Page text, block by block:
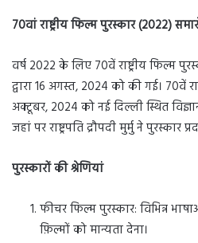
70वां राष्ट्रीय फिल्म पुरस्कार (2022)
वर्ष 2022 के लिए 70वें राष्ट्रीय फिल्म
द्वारा 16 अगस्त, 2024 को की गई। 70वें
अक्टूबर, 2024 को नई दिल्ली स्थित
जहां पर राष्ट्रपति द्रौपदी मुर्मु ने पुरस्कार
पुरस्कारों की श्रेणियां
फीचर फिल्म पुरस्कार: विभिन्न
फ़िल्मों को मान्यता देना।